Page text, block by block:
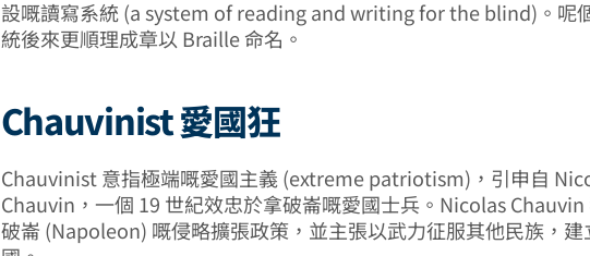
設嘅讀寫系統 (a system of reading and writing for the blind)。呢
統後來更順理成章以 Braille 命名。
Chauvinist 愛國狂
Chauvinist 意指極端嘅愛國主義 (extreme patriotism)，引申自
Chauvin，一個 19 世紀效忠於拿破崙嘅愛國士兵。Nicolas Chauvin
破崙 (Napoleon) 嘅侵略擴張政策，並主張以武力征服其他民族，建